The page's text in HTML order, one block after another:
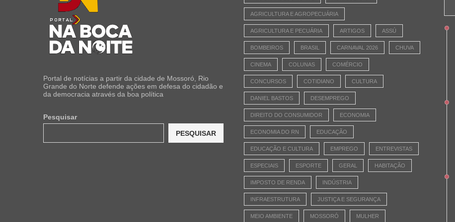
Portal de notícias a partir da cidade de Mossoró, Rio
Grande do Norte defende ações em defesa do cidadão e
da democracia através da boa política
Pesquisar
PESQUISAR
AGRICULTURA E AGROPECUÁRIA
AGRICULTURA E PECUÁRIA ARTIGOS ASSÚ
BOMBEIROS BRASIL CARNAVAL 2026 CHUVA
CINEMA COLUNAS COMÉRCIO
CONCURSOS COTIDIANO CULTURA
DANIEL BASTOS DESEMPREGO
DIREITO DO CONSUMIDOR ECONOMIA
ECONOMIA DO RN EDUCAÇÃO
EDUCAÇÃO E CULTURA EMPREGO ENTREVISTAS
ESPECIAIS ESPORTE GERAL HABITAÇÃO
IMPOSTO DE RENDA INDÚSTRIA
INFRAESTRUTURA JUSTIÇA E SEGURANÇA
MEIO AMBIENTE MOSSORÓ MULHER